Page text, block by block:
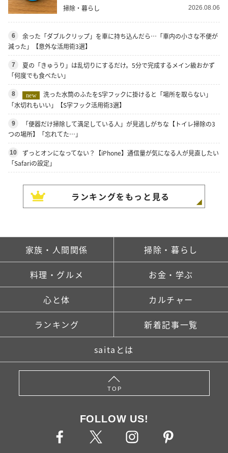
掃除・暮らし 2026.08.06
6
余った「ダブルクリップ」を車に持ち込んだら…「車内の小さな不便が
減った」【意外な活用術3選】
7
夏の「きゅうり」は乱切りにするだけ。5分で完成するメイン級おかず
「何度でも食べたい」
8 new
洗った水筒のふたをS字フックに掛けると「場所を取らない」
「水切れもいい」【S字フック活用術3選】
9
「便器だけ掃除して満足している人」が見逃しがちな【トイレ掃除の3
つの場所】「忘れてた…」
10
ずっとオンになってない？【iPhone】通信量が気になる人が見直したい
「Safariの設定」
ランキングをもっと見る
家族・人間関係 掃除・暮らし
料理・グルメ お金・学ぶ
心と体 カルチャー
ランキング 新着記事一覧
saitaとは
TOP
FOLLOW US!